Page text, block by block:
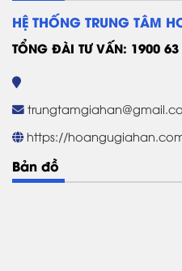
HỆ THỐNG TRUNG TÂM
TỔNG ĐÀI TƯ VẤN: 1900
https://
Bản đồ